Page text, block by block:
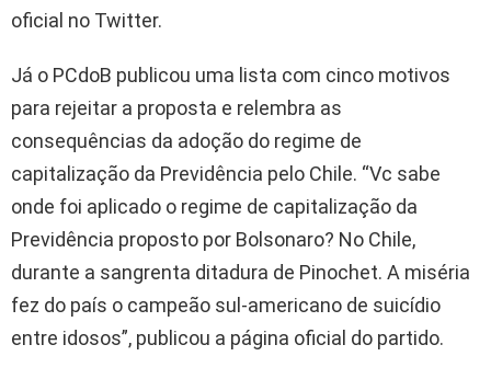
oficial no Twitter.
Já o PCdoB publicou uma lista com cinco motivos
para rejeitar a proposta e relembra as
consequências da adoção do regime de
capitalização da Previdência pelo Chile. “Vc sabe
onde foi aplicado o regime de capitalização da
Previdência proposto por Bolsonaro? No Chile,
durante a sangrenta ditadura de Pinochet. A miséria
fez do país o campeão sul-americano de suicídio
entre idosos”, publicou a página oficial do partido.